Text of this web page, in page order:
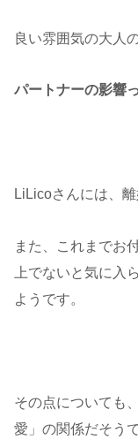
良い雰囲気の大人
パートナーの影響
LiLicoさんには、離
また、これまでお
上でないと気に入
ようです。
その点についても
愛」の関係だそうで